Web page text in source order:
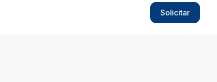
política de privacidad
Solicitar